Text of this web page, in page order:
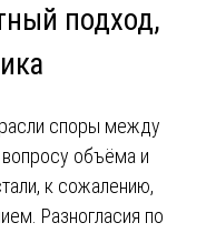
подход,
споры между
объёма и
к сожалению,
Разногласия по